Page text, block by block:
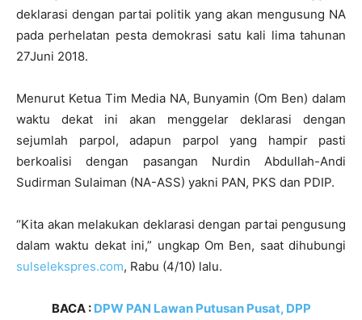
deklarasi dengan partai politik yang akan mengusung NA
pada perhelatan pesta demokrasi satu kali lima tahunan
27Juni 2018.
Menurut Ketua Tim Media NA, Bunyamin (Om Ben) dalam
waktu dekat ini akan menggelar deklarasi dengan
sejumlah parpol, adapun parpol yang hampir pasti
berkoalisi dengan pasangan Nurdin Abdullah-Andi
Sudirman Sulaiman (NA-ASS) yakni PAN, PKS dan PDIP.
“Kita akan melakukan deklarasi dengan partai pengusung
dalam waktu dekat ini,” ungkap Om Ben, saat dihubungi
sulselekspres.com, Rabu (4/10) lalu.
BACA : DPW PAN Lawan Putusan Pusat, DPP